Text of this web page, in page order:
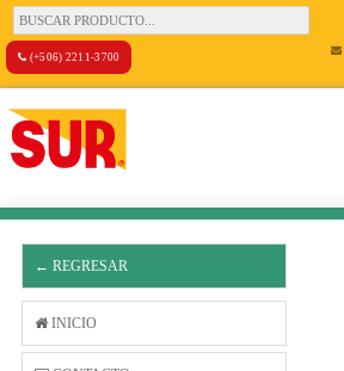
(+506) 2211-3700
← REGRESAR
INICIO